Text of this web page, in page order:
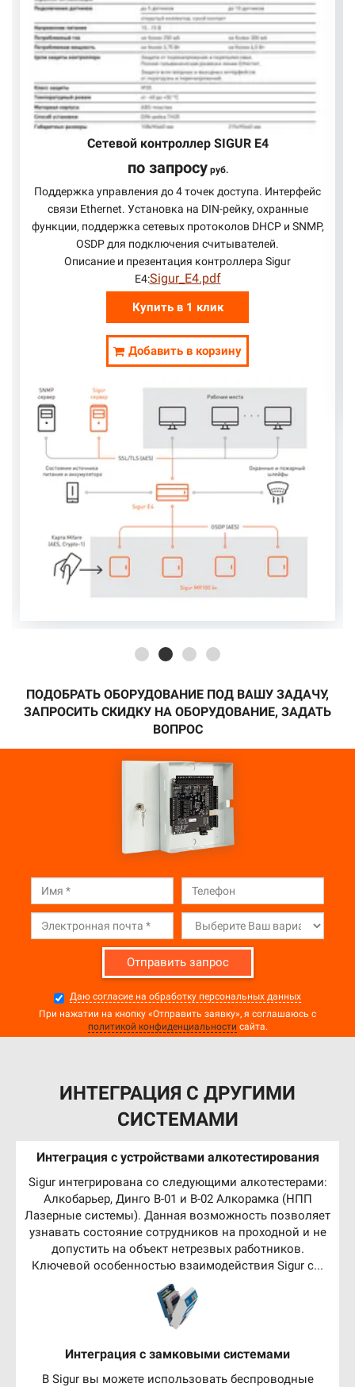
Сетевой контроллер SIGUR E4
по запросуруб.
Поддержка управления до 4 точек доступа. Интерфейс
связи Ethernet. Установка на DIN-рейку, охранные
функции, поддержка сетевых протоколов DHCP и SNMP,
OSDP для подключения считывателей.
Описание и презентация контроллера Sigur
E4:Sigur_E4.pdf
Купить в 1 клик
Добавить в корзину
ПОДОБРАТЬ ОБОРУДОВАНИЕ ПОД ВАШУ ЗАДАЧУ,
ЗАПРОСИТЬ СКИДКУ НА ОБОРУДОВАНИЕ, ЗАДАТЬ
ВОПРОС
Отправить запрос
Даю согласие на обработку персональных данных
При нажатии на кнопку «Отправить заявку», я соглашаюсь с
политикой конфиденциальности сайта.
ИНТЕГРАЦИЯ С ДРУГИМИ
СИСТЕМАМИ
Интеграция с устройствами алкотестирования
Sigur интегрирована со следующими алкотестерами:
Алкобарьер, Динго В-01 и В-02 Алкорамка (НПП
Лазерные системы). Данная возможность позволяет
узнавать состояние сотрудников на проходной и не
допустить на объект нетрезвых работников.
Ключевой особенностью взаимодействия Sigur с...
Интеграция с замковыми системами
В Sigur вы можете использовать беспроводные